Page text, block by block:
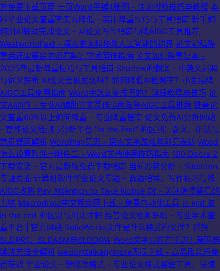
方免费下载页面 一页Word平铺4张图 - 快速排版技巧与教程 本
科毕业论文查重率怎么降低 - 实用降重技巧与工具指南 新手如
何用AI辅助完成论文 - AI论文写作指南与降AIGC工具推荐
WestworldFast - 探索未来科技与人工智能的边界 论文初稿降
重后还需要给老师看嘛？学术写作指南 论文如何降重复率 -
2025年最新降重技巧与工具指南 Shadow的翻译 - 中英文对照
与词义解析 AI论文会被发现吗？如何降低AI检测率？小发猫降
AIGC工具使用指南 Word字怎么变成竖的？详细教程与技巧 论
文AI创作 - 专业AI辅助论文写作指南与降AIGC工具推荐 维普论
文查重60%以上如何降重 - 专业降重指南 论文免费AI分析网站
- 智能论文检测与分析平台 "In the End" 的区别：含义、用法与
常见误区解析 WordPlay意思 - 探索文字游戏与创意表达 Word
怎么设置附件一附件二 - Word文档使用技巧指南 100 Doors 2
下载安装 - 官方最新版免费下载指南 当前形势分析 - Situation
专题页面 计算机软件毕业论文专题 - 选题指导、写作技巧与降
AIGC攻略 Pay Attention to Take Notice Of - 关注值得留意的
事物 Macrodroid中文版官网下载 - 免费自动化工具 in end 与
in the end 的区别与用法详解 维普论文检测系统 - 专业学术查
重平台 | 官方网站 SolidWorks文件是什么格式的文件？详解
SLDPRT、SLDASM与SLDDRW Word文字只在左半边？原因与
解决方法全解析 wedonttalkanymore无损下载 - 高品质音乐免
费获取 毕业论文一键修改格式 - 专业论文格式整理工具，快速